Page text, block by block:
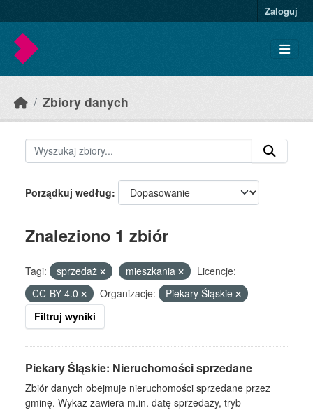
Zaloguj
Zbiory danych
Porządkuj według
Znaleziono 1 zbiór
Tagi: sprzedaż mieszkania
Licencje:
CC-BY-4.0
Organizacje:
Piekary Śląskie
Filtruj wyniki
Piekary Śląskie: Nieruchomości sprzedane
Zbiór danych obejmuje nieruchomości sprzedane przez
gminę. Wykaz zawiera m.in. datę sprzedaży, tryb